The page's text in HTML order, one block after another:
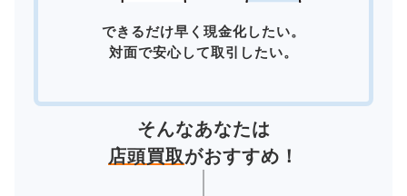
できるだけ早く現金化したい。
対面で安心して取引したい。
そんなあなたは
店頭買取がおすすめ！